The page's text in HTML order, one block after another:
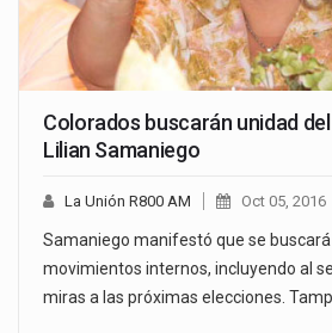
Colorados buscarán unidad
Lilian Samaniego
La Unión R800 AM Oct 05, 2016
Samaniego manifestó que se buscará
movimientos internos, incluyendo al
miras a las próximas elecciones.